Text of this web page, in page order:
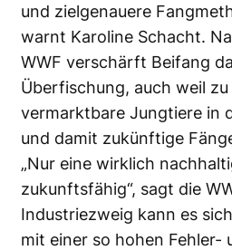
und zielgenauere
warnt Karoline Schacht.
WWF verschärft Beifang
Überfischung, auch weil
vermarktbare Jungtiere in
und damit zukünftige
„Nur eine wirklich
zukunftsfähig“, sagt die
Industriezweig kann es
mit einer so hohen Fehler-